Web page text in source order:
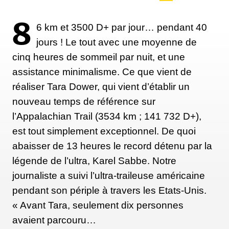
te pousse au-delà de ce que tu penses pouvoir faire.
Je n'ai pas parcouru l'intégralité du Pacific Crest
Trail, mais j'ai marché pendant 94 jours. Et c'était
assez long - j'ai vécu dehors pendant une saison
entière, j'ai vécu dans la nature, et j'ai parcouru une
longue distance à pied. Ce sont des choses vraiment
importantes et difficiles qui ont fini par me
transformer."
Ni musique ni portable, j’ai
bien conscience que c’était une
autre époque
"Lorsque j'écrivais Wild, j'étais tout à fait consciente
8 6 km et 3500 D+ par jour… pendant 40
jours ! Le tout avec une moyenne de
cinq heures de sommeil par nuit, et une
assistance minimalisme. Ce que vient de
réaliser Tara Dower, qui vient d’établir un
nouveau temps de référence sur
l’Appalachian Trail (3534 km ; 141 732 D+),
est tout simplement exceptionnel. De quoi
abaisser de 13 heures le record détenu par la
légende de l’ultra, Karel Sabbe. Notre
journaliste a suivi l’ultra-traileuse américaine
pendant son périple à travers les Etats-Unis.
« Avant Tara, seulement dix personnes
avaient parcouru…